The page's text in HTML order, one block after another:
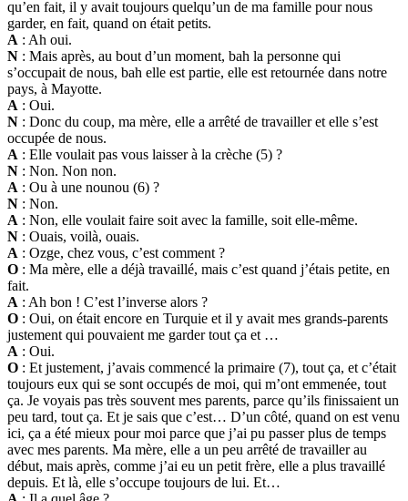
qu’en fait, il y avait toujours quelqu’un de ma famille pour nous
garder, en fait, quand on était petits.
A : Ah oui.
N : Mais après, au bout d’un moment, bah la personne qui
s’occupait de nous, bah elle est partie, elle est retournée dans notre
pays, à Mayotte.
A : Oui.
N : Donc du coup, ma mère, elle a arrêté de travailler et elle s’est
occupée de nous.
A : Elle voulait pas vous laisser à la crèche (5) ?
N : Non. Non non.
A : Ou à une nounou (6) ?
N : Non.
A : Non, elle voulait faire soit avec la famille, soit elle-même.
N : Ouais, voilà, ouais.
A : Ozge, chez vous, c’est comment ?
O : Ma mère, elle a déjà travaillé, mais c’est quand j’étais petite, en
fait.
A : Ah bon ! C’est l’inverse alors ?
O : Oui, on était encore en Turquie et il y avait mes grands-parents
justement qui pouvaient me garder tout ça et …
A : Oui.
O : Et justement, j’avais commencé la primaire (7), tout ça, et c’était
toujours eux qui se sont occupés de moi, qui m’ont emmenée, tout
ça. Je voyais pas très souvent mes parents, parce qu’ils finissaient un
peu tard, tout ça. Et je sais que c’est… D’un côté, quand on est venu
ici, ça a été mieux pour moi parce que j’ai pu passer plus de temps
avec mes parents. Ma mère, elle a un peu arrêté de travailler au
début, mais après, comme j’ai eu un petit frère, elle a plus travaillé
depuis. Et là, elle s’occupe toujours de lui. Et…